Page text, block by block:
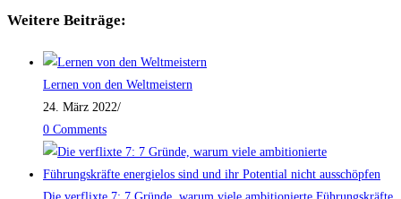
Weitere Beiträge:
Lernen von den Weltmeistern
24. März 2022/
0 Comments